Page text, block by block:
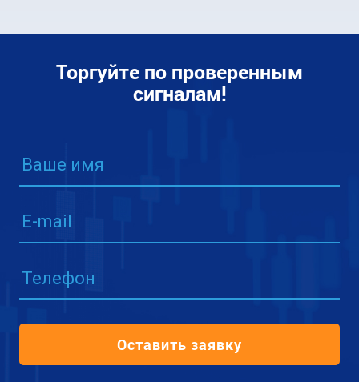
Торгуйте по проверенным
сигналам!
Ваше имя
E-mail
Телефон
Оставить заявку